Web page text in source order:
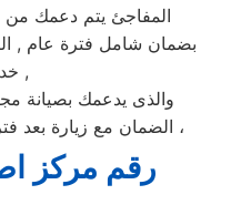
المفاجئ يتم دعمك من
بضمان شامل فترة عام ,
خدمة المختص ,
والذى يدعمك بصيانة
الضمان مع زيارة بعد فترة للتأكد من سلامه وكفائة الجهاز ،
رقم مركز